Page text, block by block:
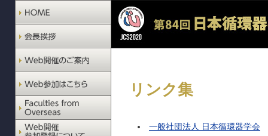
リンク集
一般社団法人 日本循環器学会